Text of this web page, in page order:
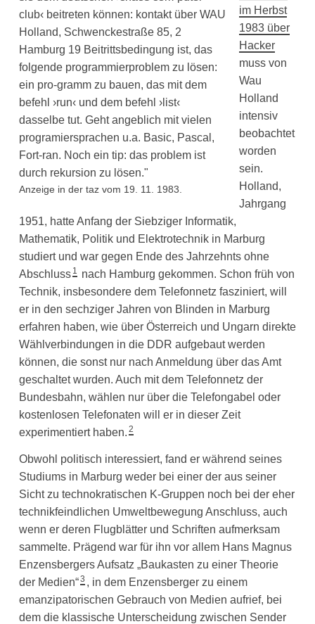
Anzeige in der taz vom 19. 11. 1983.
im Herbst
1983 über
Hacker
muss von
Wau
Holland
intensiv
beobachtet
worden
sein.
Holland,
Jahrgang
1951, hatte Anfang der Siebziger Informatik,
Mathematik, Politik und Elektrotechnik in Marburg
studiert und war gegen Ende des Jahrzehnts ohne
Abschluss 1 nach Hamburg gekommen. Schon früh von
Technik, insbesondere dem Telefonnetz fasziniert, will
er in den sechziger Jahren von Blinden in Marburg
erfahren haben, wie über Österreich und Ungarn direkte
Wählverbindungen in die DDR aufgebaut werden
können, die sonst nur nach Anmeldung über das Amt
geschaltet wurden. Auch mit dem Telefonnetz der
Bundesbahn, wählen nur über die Telefongabel oder
kostenlosen Telefonaten will er in dieser Zeit
experimentiert haben. 2
Obwohl politisch interessiert, fand er während seines
Studiums in Marburg weder bei einer der aus seiner
Sicht zu technokratischen K-Gruppen noch bei der eher
technikfeindlichen Umweltbewegung Anschluss, auch
wenn er deren Flugblätter und Schriften aufmerksam
sammelte. Prägend war für ihn vor allem Hans Magnus
Enzensbergers Aufsatz „Baukasten zu einer Theorie
der Medien“3 , in dem Enzensberger zu einem
emanzipatorischen Gebrauch von Medien aufrief, bei
dem die klassische Unterscheidung zwischen Sender